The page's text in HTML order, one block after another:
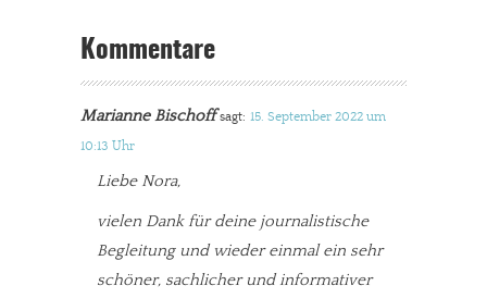
Kommentare
Marianne Bischoff sagt: 15. September 2022 um
10:13 Uhr
Liebe Nora,
vielen Dank für deine journalistische
Begleitung und wieder einmal ein sehr
schöner, sachlicher und informativer